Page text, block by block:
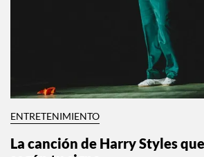
ENTRETENIMIENTO
La canción de Harry Styles